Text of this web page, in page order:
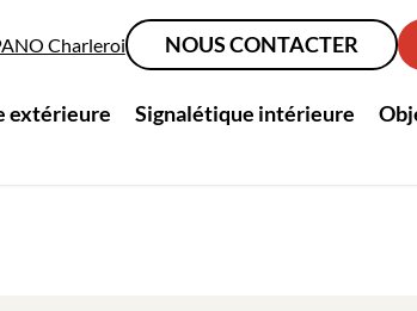
extérieure Signalétique intérieure
Charleroi NOUS CONTACTER